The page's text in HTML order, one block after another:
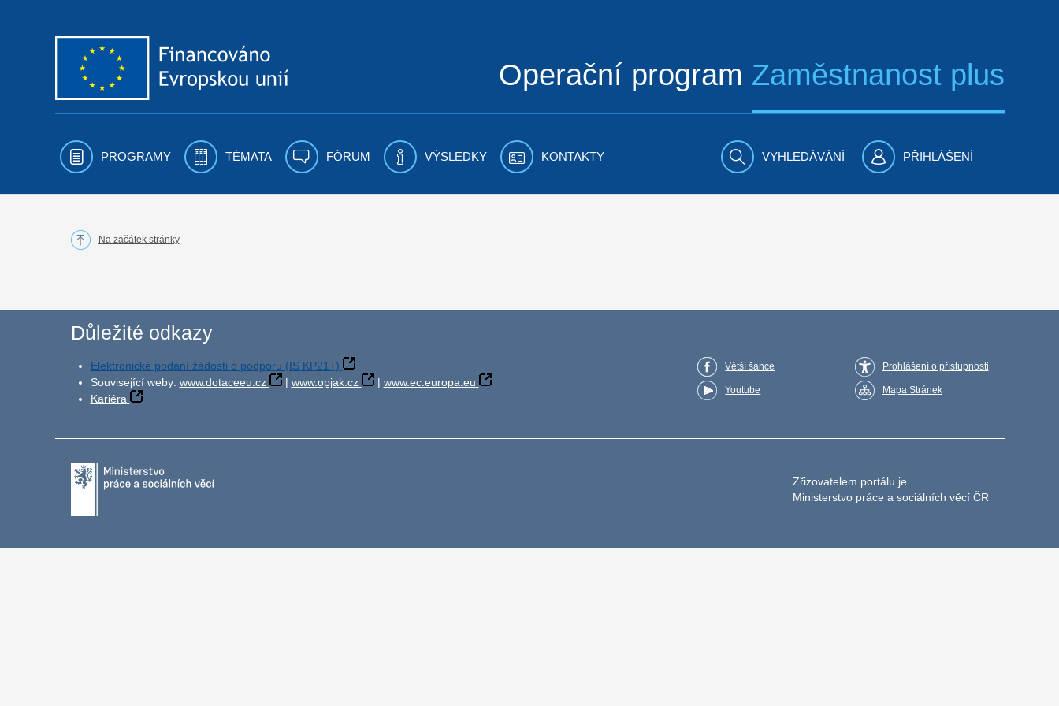
Operační program Zaměstnanost plus
PROGRAMY TÉMATA FÓRUM VÝSLEDKY KONTAKTY VYHLEDÁVÁNÍ PŘIHLÁŠENÍ
Na začátek stránky
Důležité odkazy
Elektronické podání žádosti o podporu (IS KP21+)
Související weby: www.dotaceeu.cz | www.opjak.cz | www.ec.europa.eu
Kariéra
Větší šance
Youtube
Prohlášení o přístupnosti
Mapa Stránek
Zřizovatelem portálu je
Ministerstvo práce a sociálních věcí ČR